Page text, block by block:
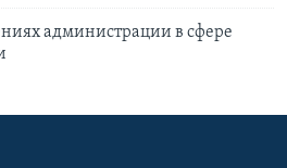
администрации в сфере